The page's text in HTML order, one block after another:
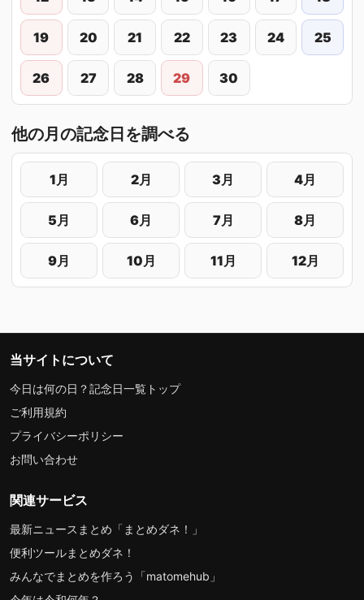
19 20 21 22 23 24 25
26 27 28 29 30
他の月の記念日を調べる
1月 2月 3月 4月
5月 6月 7月 8月
9月 10月 11月 12月
当サイトについて
今日は何の日？記念日一覧トップ
ご利用規約
プライバシーポリシー
お問い合わせ
関連サービス
最新ニュースまとめ「まとめダネ！」
便利ツールまとめダネ！
みんなでまとめを作ろう「matomehub」